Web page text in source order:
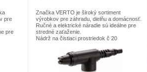
pre
pre
Značka VERTO je široký sortiment
výrobkov pre záhradu, dielňu a domácnosť.
Ručné a elektrické náradie sú ideálne pre
stredné zaťaženie.
Nádrž na čistiaci prostriedok č 20